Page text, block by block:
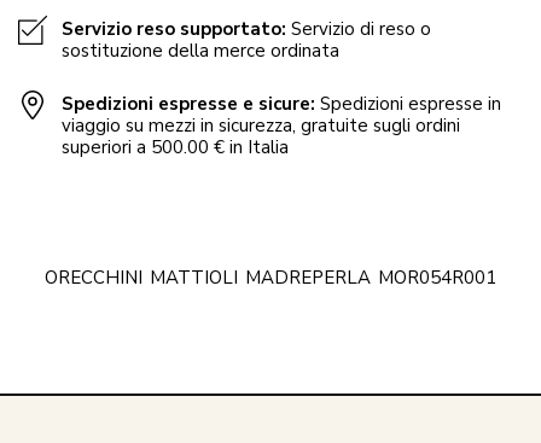
Servizio reso supportato: Servizio di reso o
sostituzione della merce ordinata
Spedizioni espresse e sicure: Spedizioni espresse in
viaggio su mezzi in sicurezza, gratuite sugli ordini
superiori a 500.00 € in Italia
ORECCHINI MATTIOLI MADREPERLA MOR054R001